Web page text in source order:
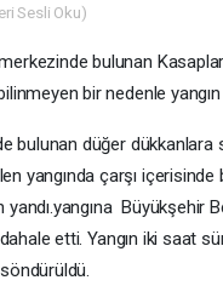
Sesli Oku)
bulunan
bir nedenle yangın
bulunan düğer dükkanlara
yangında çarşı içerisinde
yandı.yangına Büyükşehir
etti. Yangın iki saat